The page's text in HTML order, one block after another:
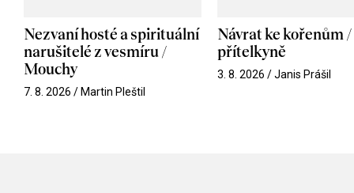
Nezvaní hosté a spirituální
narušitelé z vesmíru /
Mouchy
7. 8. 2026 / Martin Pleštil
Návrat ke kořenům
přítelkyně
3. 8. 2026 / Janis Prášil